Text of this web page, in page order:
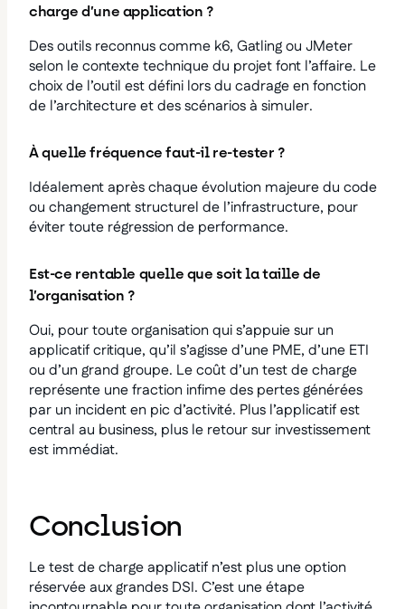
charge d’une application ?
Des outils reconnus comme k6, Gatling ou JMeter
selon le contexte technique du projet font l’affaire. Le
choix de l’outil est défini lors du cadrage en fonction
de l’architecture et des scénarios à simuler.
À quelle fréquence faut-il re-tester ?
Idéalement après chaque évolution majeure du code
ou changement structurel de l’infrastructure, pour
éviter toute régression de performance.
Est-ce rentable quelle que soit la taille de
l’organisation ?
Oui, pour toute organisation qui s’appuie sur un
applicatif critique, qu’il s’agisse d’une PME, d’une ETI
ou d’un grand groupe. Le coût d’un test de charge
représente une fraction infime des pertes générées
par un incident en pic d’activité. Plus l’applicatif est
central au business, plus le retour sur investissement
est immédiat.
Conclusion
Le test de charge applicatif n’est plus une option
réservée aux grandes DSI. C’est une étape